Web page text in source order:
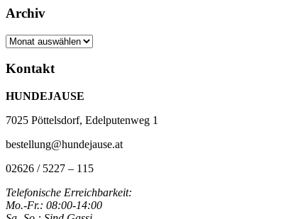
Archiv
Archiv
Kontakt
HUNDEJAUSE
7025 Pöttelsdorf, Edelputenweg 1
bestellung@hundejause.at
02626 / 5227 – 115
Telefonische Erreichbarkeit:
Mo.-Fr.: 08:00-14:00